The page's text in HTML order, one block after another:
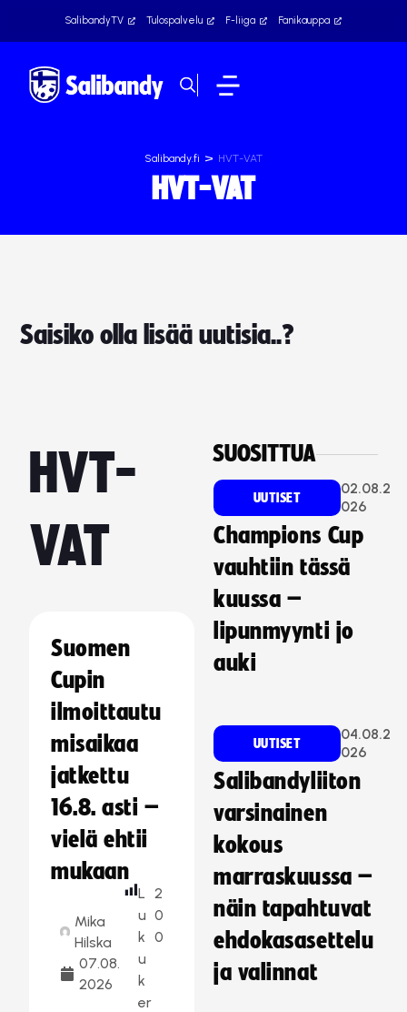
SalibandyTV Tulospalvelu F-liiga Fanikauppa
Salibandy.fi > HVT-VAT
HVT-VAT
Saisiko olla lisää uutisia..?
HVT-
VAT
Suomen
Cupin
ilmoittautu
misaikaa
jatkettu
16.8. asti –
vielä ehtii
mukaan
Mika
Hilska
07.08.
2026
L
u
k
u
k
er
2
0
0
SUOSITTUA
UUTISET
02.08.2
026
Champions Cup
vauhtiin tässä
kuussa –
lipunmyynti jo
auki
UUTISET
04.08.2
026
Salibandyliiton
varsinainen
kokous
marraskuussa –
näin tapahtuvat
ehdokasasettelu
ja valinnat